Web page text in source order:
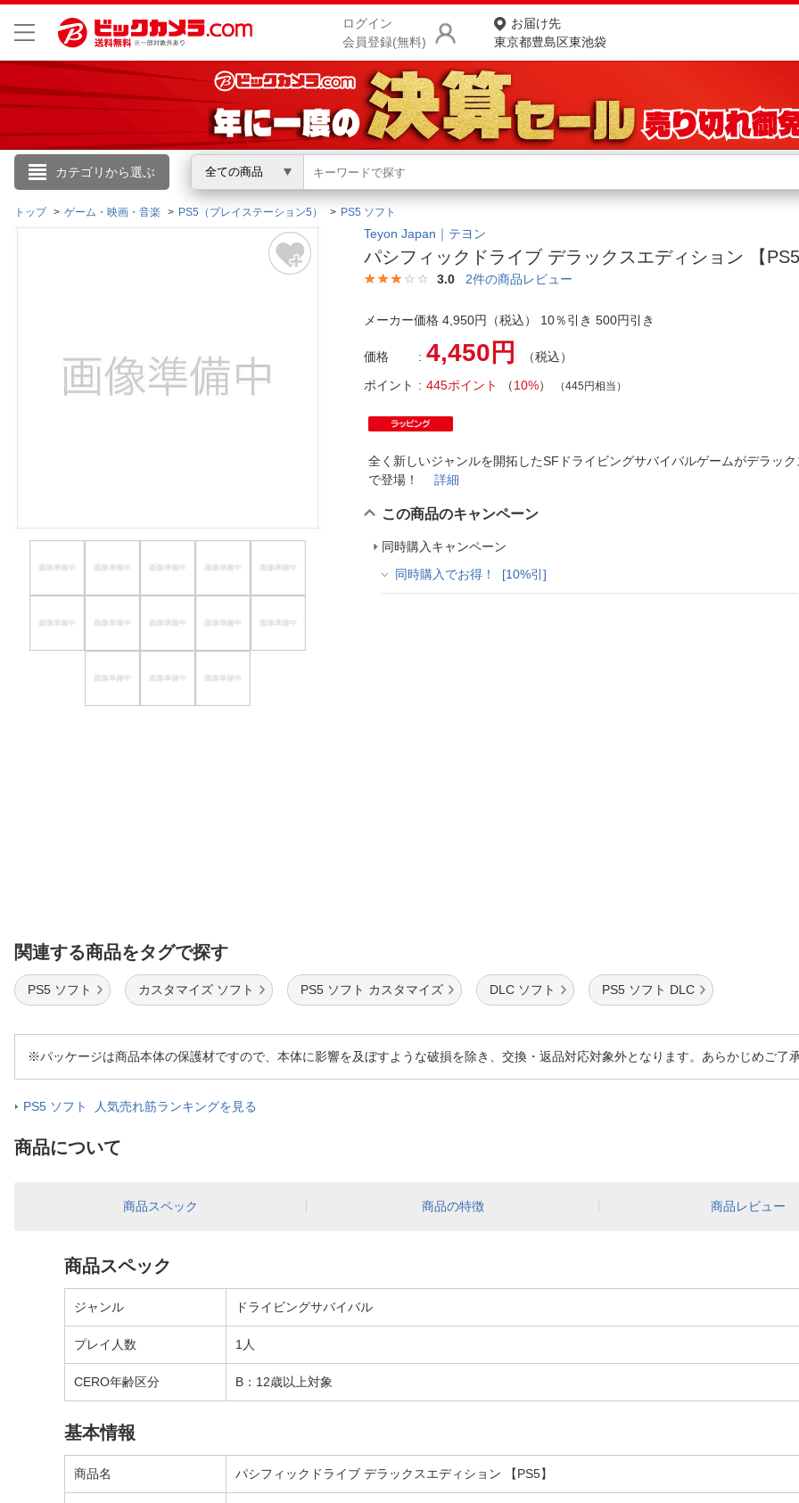
ログイン
会員登録(無料)
お届け先
東京都豊島区東池袋
カテゴリから選ぶ 全ての商品
こんにちは
ログイン
閲覧履歴
商品をさがす
ランキングからさがす
カテゴリ一覧からさがす
お客様サポート
トップ ゲーム・映画・音楽 PS5（プレイステーション5） PS5 ソフト
Teyon Japan｜テヨン
パシフィックドライブ デラックスエディション 【PS5
3.0 2件の商品レビュー
メーカー価格 4,950円（税込） 10％引き 500円引き
価格 4,450円
（税込）
ポイント
445ポイント （10%） （445円相当）
全く新しいジャンルを開拓したSFドライビングサバイバルゲームがデラッ
で登場！詳細
この商品のキャンペーン
同時購入キャンペーン
同時購入でお得！ [10%引]
関連する商品をタグで探す
PS5 ソフト カスタマイズ ソフト PS5 ソフト カスタマイズ DLC ソフト PS5 ソフト DLC
※パッケージは商品本体の保護材ですので、本体に影響を及ぼすような破損を除き、交換・返品対応対象外となります。あらかじめご了承
PS5 ソフト 人気売れ筋ランキングを見る
商品について
商品スペック 商品の特徴 商品レビュー
商品スペック
ジャンル ドライビングサバイバル
プレイ人数 1人
CERO年齢区分 B：12歳以上対象
基本情報
商品名 パシフィックドライブ デラックスエディション 【PS5】